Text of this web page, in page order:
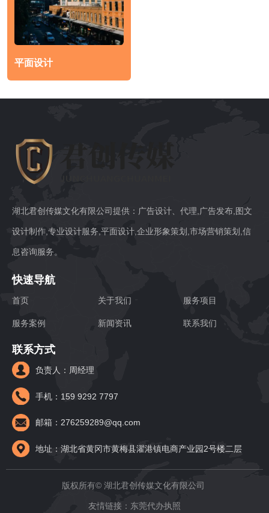
平面设计
湖北君创传媒文化有限公司提供：广告设计、代理,广告发布,图文
设计制作,专业设计服务,平面设计,企业形象策划,市场营销策划,信
息咨询服务。
快速导航
首页 关于我们 服务项目
服务案例 新闻资讯 联系我们
联系方式
负责人：周经理
手机：159 9292 7797
邮箱：276259289@qq.com
地址：湖北省黄冈市黄梅县濯港镇电商产业园2号楼二层
版权所有© 湖北君创传媒文化有限公司
友情链接： 东莞代办执照